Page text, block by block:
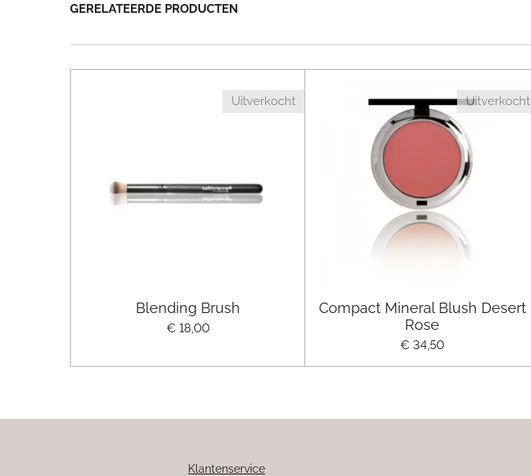
GERELATEERDE PRODUCTEN
Uitverkocht
Blending Brush
€ 18,00
Uitverkocht
Compact Mineral Blush Desert
Rose
€ 34,50
Klantenservice